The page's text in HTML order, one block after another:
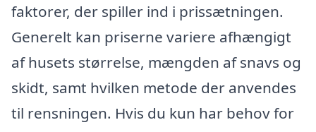
faktorer, der spiller ind i prissætningen.
Generelt kan priserne variere afhængigt
af husets størrelse, mængden af snavs og
skidt, samt hvilken metode der anvendes
til rensningen. Hvis du kun har behov for